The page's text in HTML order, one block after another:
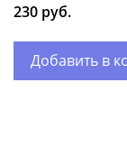
230 руб.
Добавить в